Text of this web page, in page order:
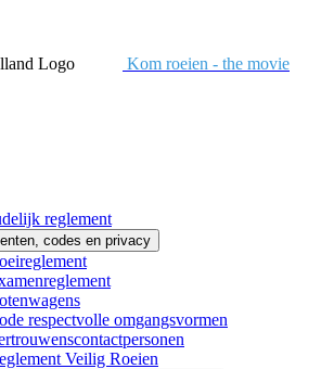
Kom roeien - the movie
reglement
codes en privacy
respectvolle omgangsvormen
Veilig Roeien